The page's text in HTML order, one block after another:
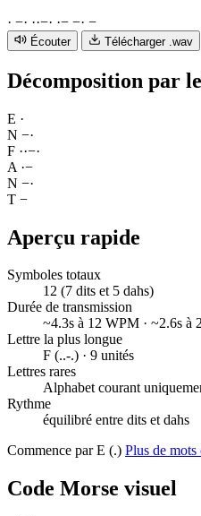
· −· ··−· ·− −· −
Écouter Télécharger .wav
Décomposition par
E ·
N −·
F ··−·
A ·−
N −·
T −
Aperçu rapide
Symboles totaux
12 (7 dits et 5 dahs)
Durée de transmission
~4.3s à 12 WPM · ~2.6s à
Lettre la plus longue
F (..-.) · 9 unités
Lettres rares
Alphabet courant
Rythme
équilibré entre dits et dahs
Commence par E (.) Plus de mots
Code Morse visuel